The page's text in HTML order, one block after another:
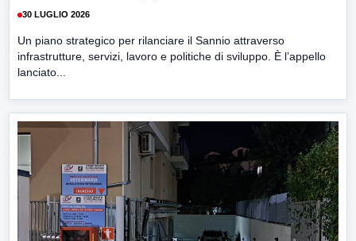
30 LUGLIO 2026
Un piano strategico per rilanciare il Sannio attraverso
infrastrutture, servizi, lavoro e politiche di sviluppo. È l’appello
lanciato...